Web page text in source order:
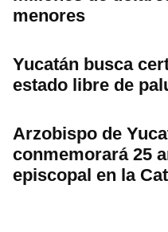
menores
Yucatán busca
estado libre de
Arzobispo de
conmemorará 25
episcopal en la